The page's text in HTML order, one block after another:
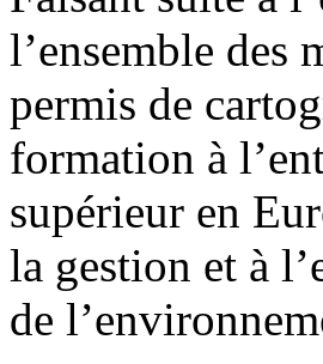
l’ensemble des
permis de
formation à
supérieur en
la gestion et à
de